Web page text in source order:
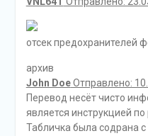
отсек предохранителей
архив
John DoeОтправлено:
Перевод несёт чисто
является инструкцией по
Табличка была содрана с